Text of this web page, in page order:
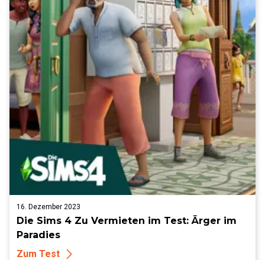
16. Dezember 2023
Die Sims 4 Zu Vermieten im Test: Ärger im
Paradies
Zum Test